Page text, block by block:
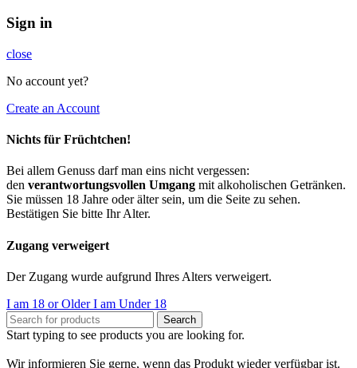
Sign in
close
No account yet?
Create an Account
Nichts für Früchtchen!
Bei allem Genuss darf man eins nicht vergessen:
den verantwortungsvollen Umgang mit alkoholischen Getränken.
Sie müssen 18 Jahre oder älter sein, um die Seite zu sehen.
Bestätigen Sie bitte Ihr Alter.
Zugang verweigert
Der Zugang wurde aufgrund Ihres Alters verweigert.
I am 18 or OlderI am Under 18
Search
Start typing to see products you are looking for.
Wir informieren Sie gerne, wenn das Produkt wieder verfügbar ist.